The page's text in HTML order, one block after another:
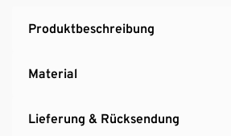
Produktbeschreibung
Material
Lieferung & Rücksendung